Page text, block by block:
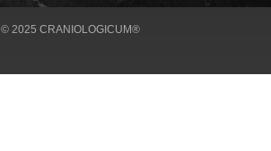
© 2025 CRANIOLOGICUM®